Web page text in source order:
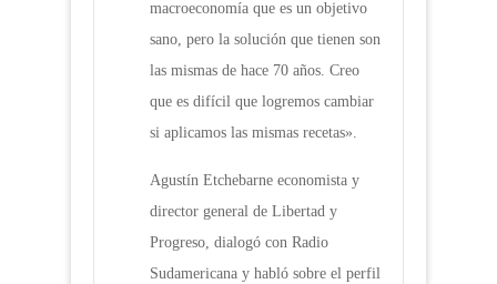
macroeconomía que es un objetivo
sano, pero la solución que tienen son
las mismas de hace 70 años. Creo
que es difícil que logremos cambiar
si aplicamos las mismas recetas».
Agustín Etchebarne economista y
director general de Libertad y
Progreso, dialogó con Radio
Sudamericana y habló sobre el perfil